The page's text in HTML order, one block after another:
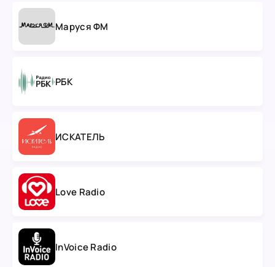
Маруся ФМ
РБК
ИСКАТЕЛЬ
Love Radio
InVoice Radio